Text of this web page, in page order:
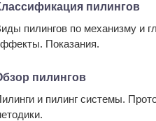
пилингов
пилингов по механизму и
Показания.
пилингов
и пилинг системы.